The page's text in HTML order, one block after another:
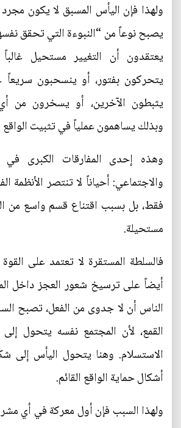
ولهذا فإن اليأس المسبق لا يكون
يصبح نوعاً من “النبوءة التي تحقق
يعتقدون أن التغيير مستحيل
يتحركون بفتور، أو ينسحبون سريعاً
يثبطون الآخرين، أو يسخرون من
وبذلك يساهمون عملياً في تثبيت
وهذه إحدى المفارقات الكبرى في
والاجتماعي: أحياناً لا تنتصر الأنظمة
فقط، بل بسبب اقتناع قسم واسع من
مستحيلة.
فالسلطة المستقرة لا تعتمد على
أيضاً على ترسيخ شعور العجز داخل
الناس أن لا جدوى من الفعل، تصبح
القمع، لأن المجتمع نفسه يتحول إلى
الاستسلام. وهنا يتحول اليأس إلى
أشكال حماية الواقع القائم.
ولهذا السبب فإن أول معركة في أي